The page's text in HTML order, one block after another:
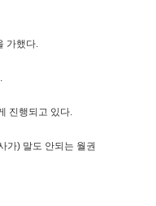
가했다.
진행되고 있다.
가) 말도 안되는 월권